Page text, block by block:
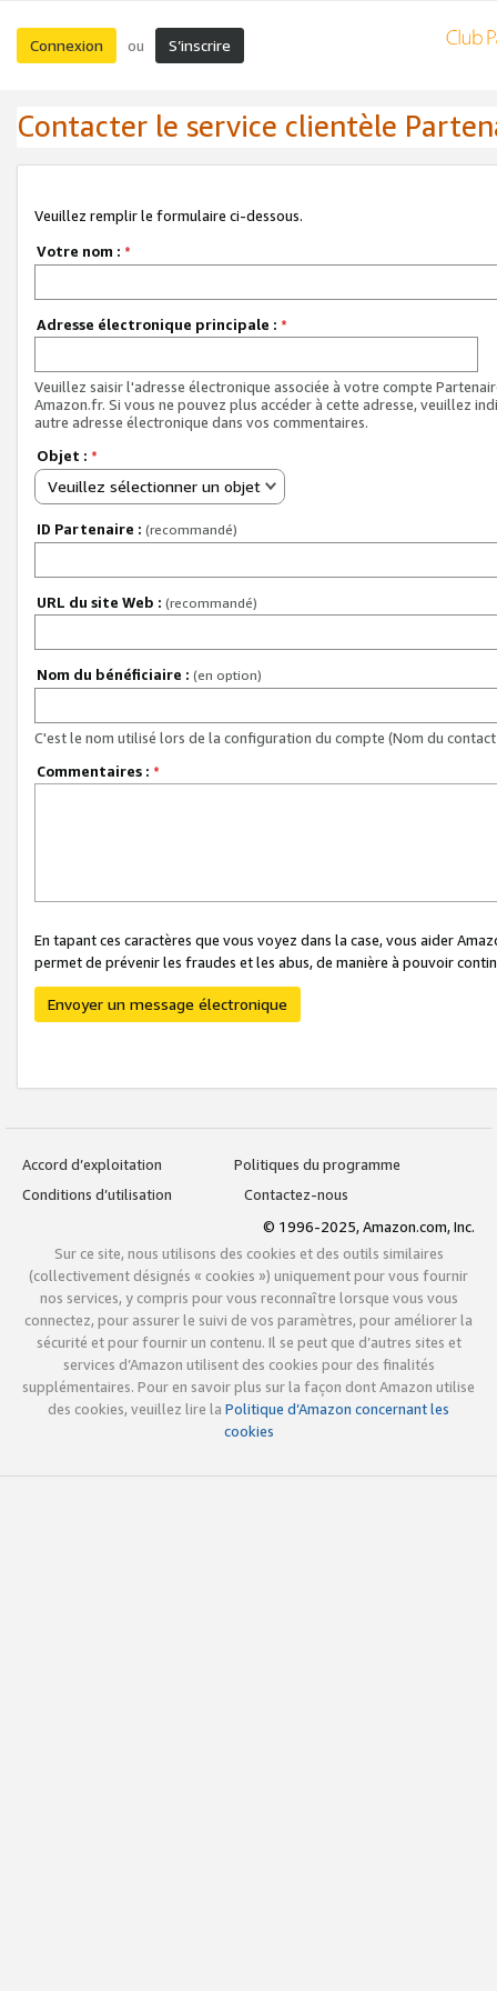
Connexion ou S’inscrire
Contacter le service clientèle
Veuillez remplir le formulaire ci-dessous.
Votre nom : *
Adresse électronique principale : *
Veuillez saisir l'adresse électronique associée à votre compte
Amazon.fr. Si vous ne pouvez plus accéder à cette adresse, veuillez
autre adresse électronique dans vos commentaires.
Objet : *
Veuillez sélectionner un objet
ID Partenaire : (recommandé)
URL du site Web : (recommandé)
Nom du bénéficiaire : (en option)
C'est le nom utilisé lors de la configuration du compte (Nom du
Commentaires : *
En tapant ces caractères que vous voyez dans la case, vous aider
permet de prévenir les fraudes et les abus, de manière à pouvoir
Envoyer un message électronique
Accord d’exploitation
Politiques du programme
Conditions d’utilisation
Contactez-nous
© 1996-2025, Amazon.com, Inc.
Sur ce site, nous utilisons des cookies et des outils similaires
(collectivement désignés « cookies ») uniquement pour vous fournir
nos services, y compris pour vous reconnaître lorsque vous vous
connectez, pour assurer le suivi de vos paramètres, pour améliorer la
sécurité et pour fournir un contenu. Il se peut que d’autres sites et
services d’Amazon utilisent des cookies pour des finalités
supplémentaires. Pour en savoir plus sur la façon dont Amazon utilise
des cookies, veuillez lire la Politique d’Amazon concernant les
cookies